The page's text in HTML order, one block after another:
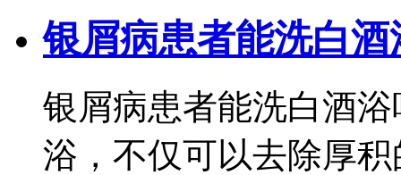
银屑病患者能洗白酒
银屑病患者能洗白酒
浴，不仅可以去除厚